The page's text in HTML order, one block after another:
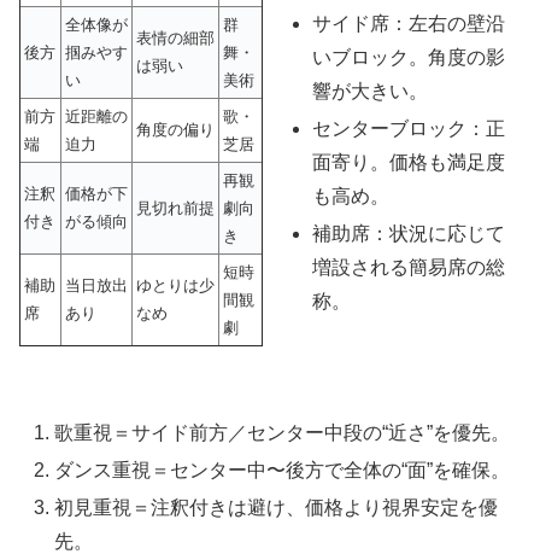
後方
全体像が
掴みやす
い
表情の細部
は弱い
群
舞・
美術
前方
端
近距離の
迫力
角度の偏り
歌・
芝居
注釈
付き
価格が下
がる傾向
見切れ前提
再観
劇向
き
補助
席
当日放出
あり
ゆとりは少
なめ
短時
間観
劇
サイド席：左右の壁沿
いブロック。角度の影
響が大きい。
センターブロック：正
面寄り。価格も満足度
も高め。
補助席：状況に応じて
増設される簡易席の総
称。
歌重視＝サイド前方／センター中段の“近さ”を優先。
ダンス重視＝センター中〜後方で全体の“面”を確保。
初見重視＝注釈付きは避け、価格より視界安定を優
先。